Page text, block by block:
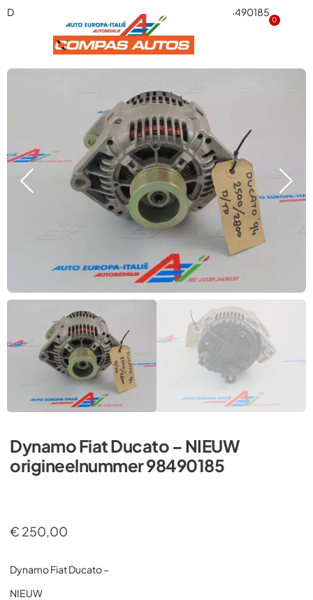
0
Dynamo Fiat Ducato – NIEUW origineelnummer 98490185
Dynamo Fiat Ducato – NIEUW
origineelnummer 98490185
€ 250,00
Dynamo Fiat Ducato –
NIEUW